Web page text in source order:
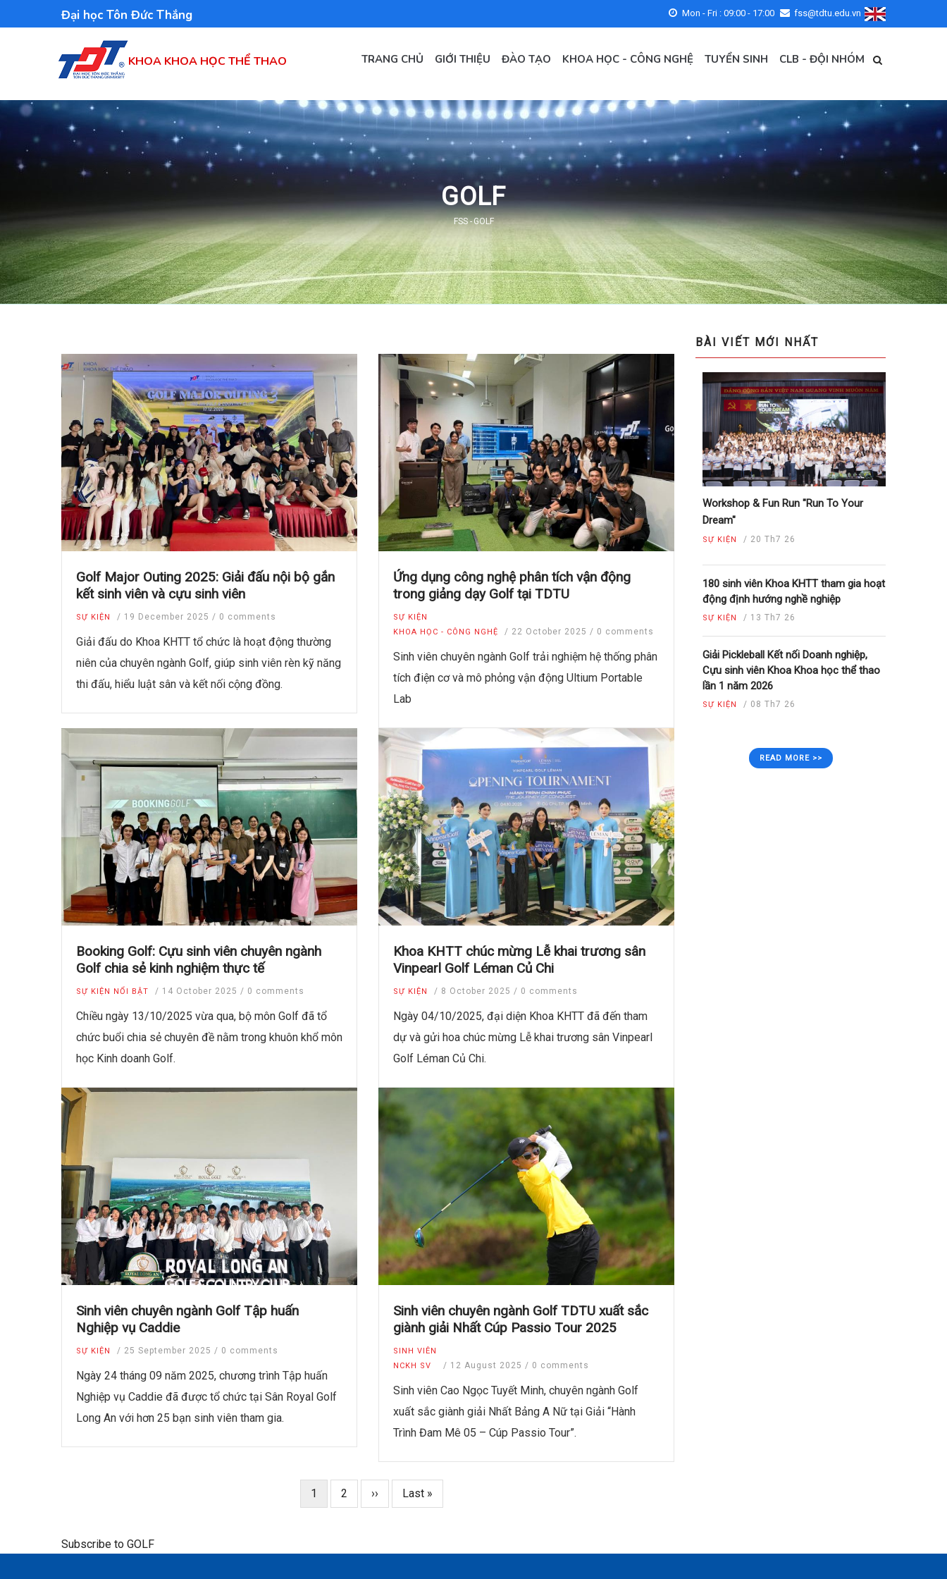
đến
Đại học Tôn Đức Thắng Mon - Fri : 09:00 - 17:00 fss@tdtu.edu.vn
KHOA KHOA HỌC THỂ THAO
NAVIGATION
TRANG CHỦ GIỚI THIỆU ĐÀO TẠO KHOA HỌC - CÔNG NGHỆ TUYỂN SINH CLB - ĐỘI NHÓM
GOLF
Breadcrumb
FSS -GOLF
Golf Major Outing 2025: Giải đấu nội bộ gắn
kết sinh viên và cựu sinh viên
SỰ KIỆN / 19 December 2025 / 0 comments
Giải đấu do Khoa KHTT tổ chức là hoạt động thường
niên của chuyên ngành Golf, giúp sinh viên rèn kỹ năng
thi đấu, hiểu luật sân và kết nối cộng đồng.
Ứng dụng công nghệ phân tích vận động
trong giảng dạy Golf tại TDTU
SỰ KIỆN
KHOA HỌC - CÔNG NGHỆ
/ 22 October 2025 / 0 comments
Sinh viên chuyên ngành Golf trải nghiệm hệ thống phân
tích điện cơ và mô phỏng vận động Ultium Portable
Lab
Booking Golf: Cựu sinh viên chuyên ngành
Golf chia sẻ kinh nghiệm thực tế
SỰ KIỆN NỔI BẬT / 14 October 2025 / 0 comments
Chiều ngày 13/10/2025 vừa qua, bộ môn Golf đã tổ
chức buổi chia sẻ chuyên đề nằm trong khuôn khổ môn
học Kinh doanh Golf.
Khoa KHTT chúc mừng Lễ khai trương sân
Vinpearl Golf Léman Củ Chi
SỰ KIỆN / 8 October 2025 / 0 comments
Ngày 04/10/2025, đại diện Khoa KHTT đã đến tham
dự và gửi hoa chúc mừng Lễ khai trương sân Vinpearl
Golf Léman Củ Chi.
Sinh viên chuyên ngành Golf Tập huấn
Nghiệp vụ Caddie
SỰ KIỆN / 25 September 2025 / 0 comments
Ngày 24 tháng 09 năm 2025, chương trình Tập huấn
Nghiệp vụ Caddie đã được tổ chức tại Sân Royal Golf
Long An với hơn 25 bạn sinh viên tham gia.
Sinh viên chuyên ngành Golf TDTU xuất sắc
giành giải Nhất Cúp Passio Tour 2025
SINH VIÊN
NCKH SV
/ 12 August 2025 / 0 comments
Sinh viên Cao Ngọc Tuyết Minh, chuyên ngành Golf
xuất sắc giành giải Nhất Bảng A Nữ tại Giải “Hành
Trình Đam Mê 05 – Cúp Passio Tour”.
Trang
1 Page
2
Next
››
Last
Last »
Subscribe to GOLF
BÀI VIẾT MỚI NHẤT
Workshop & Fun Run "Run To Your
Dream"
SỰ KIỆN / 20 Th7 26
180 sinh viên Khoa KHTT tham gia hoạt
động định hướng nghề nghiệp
SỰ KIỆN / 13 Th7 26
Giải Pickleball Kết nối Doanh nghiệp,
Cựu sinh viên Khoa Khoa học thể thao
lần 1 năm 2026
SỰ KIỆN / 08 Th7 26
READ MORE >>